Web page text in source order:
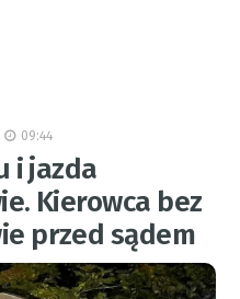
09:44
i jazda
Kierowca bez
przed sądem